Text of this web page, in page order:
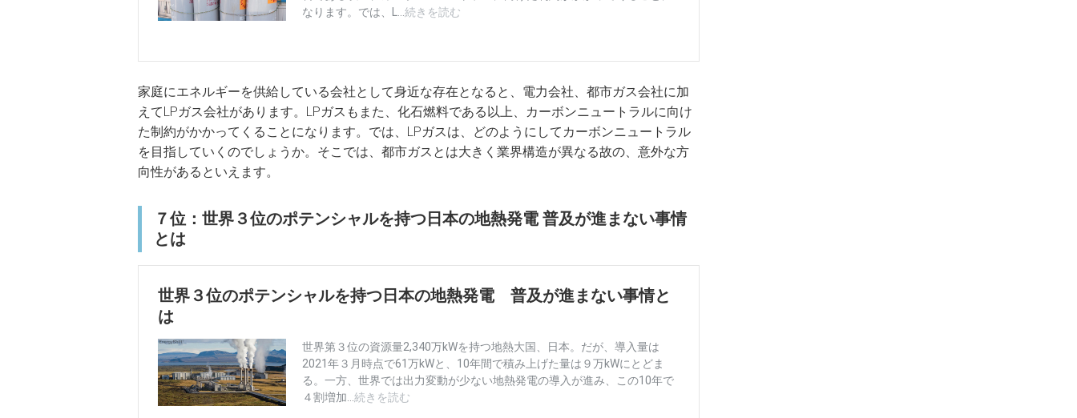
家庭にエネルギーを供給している会社として身近な存在となると、電力会社、都市ガス会社に加
えてLPガス会社があります。LPガスもまた、化石燃料である以上、カーボンニュートラルに向け
た制約がかかってくることになります。では、LPガスは、どのようにしてカーボンニュートラル
を目指していくのでしょうか。そこでは、都市ガスとは大きく業界構造が異なる故の、意外な方
向性があるといえます。
７位：世界３位のポテンシャルを持つ日本の地熱発電 普及が進まない事情
とは